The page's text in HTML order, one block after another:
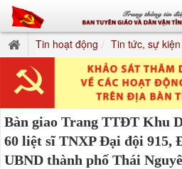
Tin hoạt động Tin tức, sự kiện
Bàn giao Trang TTĐT Khu
60 liệt sĩ TNXP Đại đội 915,
UBND thành phố Thái